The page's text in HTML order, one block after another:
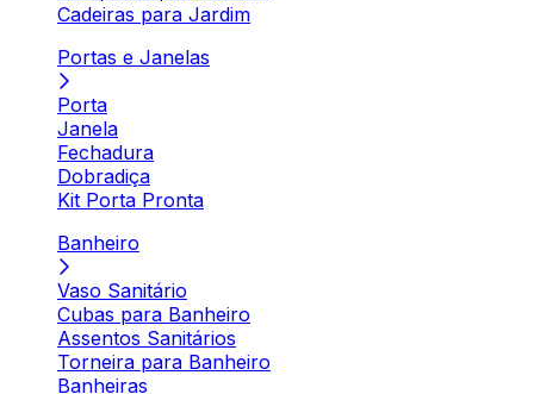
Cadeiras para Jardim
Portas e Janelas
Porta
Janela
Fechadura
Dobradiça
Kit Porta Pronta
Banheiro
Vaso Sanitário
Cubas para Banheiro
Assentos Sanitários
Torneira para Banheiro
Banheiras